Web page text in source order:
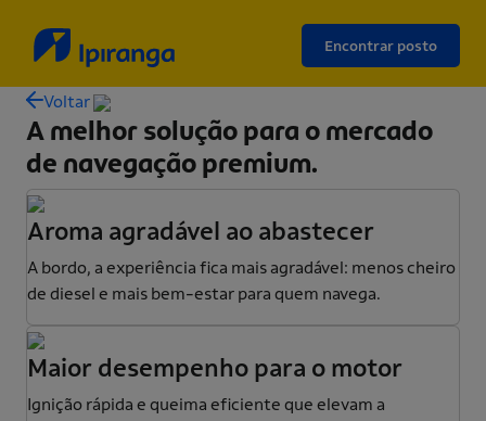
Encontrar posto
Voltar
A melhor solução para o mercado
de navegação premium.
Aroma agradável ao abastecer
A bordo, a experiência fica mais agradável: menos cheiro
de diesel e mais bem-estar para quem navega.
Maior desempenho para o motor
Ignição rápida e queima eficiente que elevam a